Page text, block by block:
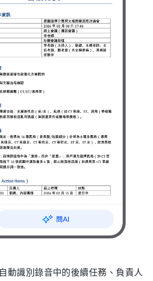
自動識別錄音中的後續任務、負責人